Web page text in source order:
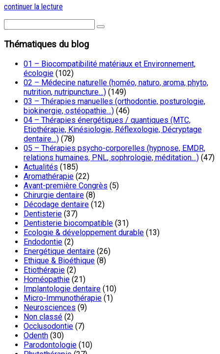
continuer la lecture
Thématiques du blog
01 – Biocompatibilité matériaux et Environnement,
écologie (102)
02 – Médecine naturelle (homéo, naturo, aroma, phyto,
nutrition, nutripuncture…) (149)
03 – Thérapies manuelles (orthodontie, posturologie,
biokinergie, ostéopathie…) (46)
04 – Thérapies énergétiques / quantiques (MTC,
Etiothérapie, Kinésiologie, Réflexologie, Décryptage
dentaire…) (78)
05 – Thérapies psycho-corporelles (hypnose, EMDR,
relations humaines, PNL, sophrologie, méditation…) (47)
Actualités (185)
Aromathérapie (22)
Avant-première Congrès (5)
Chirurgie dentaire (8)
Décodage dentaire (12)
Dentisterie (37)
Dentisterie biocompatible (31)
Ecologie & développement durable (13)
Endodontie (2)
Energétique dentaire (26)
Ethique & Bioéthique (8)
Etiothérapie (2)
Homéopathie (21)
Implantologie dentaire (10)
Micro-Immunothérapie (1)
Neurosciences (9)
Non classé (2)
Occlusodontie (7)
Odenth (30)
Parodontologie (10)